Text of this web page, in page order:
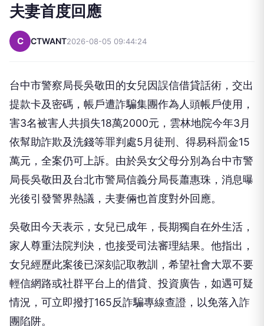
夫妻首度回應
C CTWANT2026-08-05 09:44:24
台中市警察局長吳敬田的女兒因誤信借貸話術，交出
提款卡及密碼，帳戶遭詐騙集團作為人頭帳戶使用，
害3名被害人共損失18萬2000元，雲林地院今年3月
依幫助詐欺及洗錢等罪判處5月徒刑、得易科罰金15
萬元，全案仍可上訴。由於吳女父母分別為台中市警
局長吳敬田及台北市警局信義分局長蕭惠珠，消息曝
光後引發警界熱議，夫妻倆也首度對外回應。
吳敬田今天表示，女兒已成年，長期獨自在外生活，
家人尊重法院判決，也接受司法審理結果。他指出，
女兒經歷此案後已深刻記取教訓，希望社會大眾不要
輕信網路或社群平台上的借貸、投資廣告，如遇可疑
情況，可立即撥打165反詐騙專線查證，以免落入詐
團陷阱。